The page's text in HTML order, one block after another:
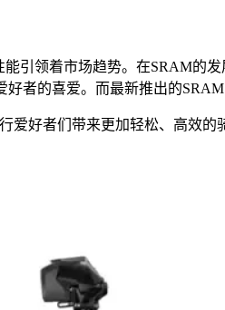
引领着市场趋势。在SRAM的
者的喜爱。而最新推出的
爱好者们带来更加轻松、高效